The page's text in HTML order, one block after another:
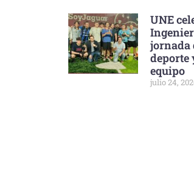
UNE
jornada
deporte
equipo
julio 24,